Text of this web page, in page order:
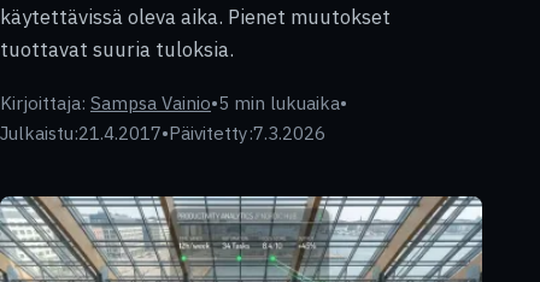
käytettävissä oleva aika. Pienet muutokset
tuottavat suuria tuloksia.
Kirjoittaja: Sampsa Vainio•5 min lukuaika•
Julkaistu:21.4.2017•Päivitetty:7.3.2026